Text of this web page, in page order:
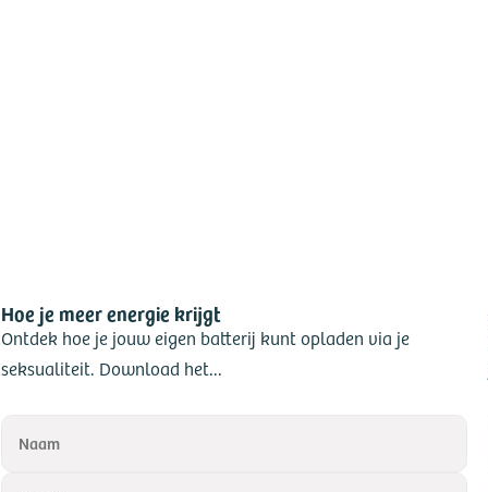
Hoe je meer energie krijgt
Ontdek hoe je jouw eigen batterij kunt opladen via je
seksualiteit. Download het...